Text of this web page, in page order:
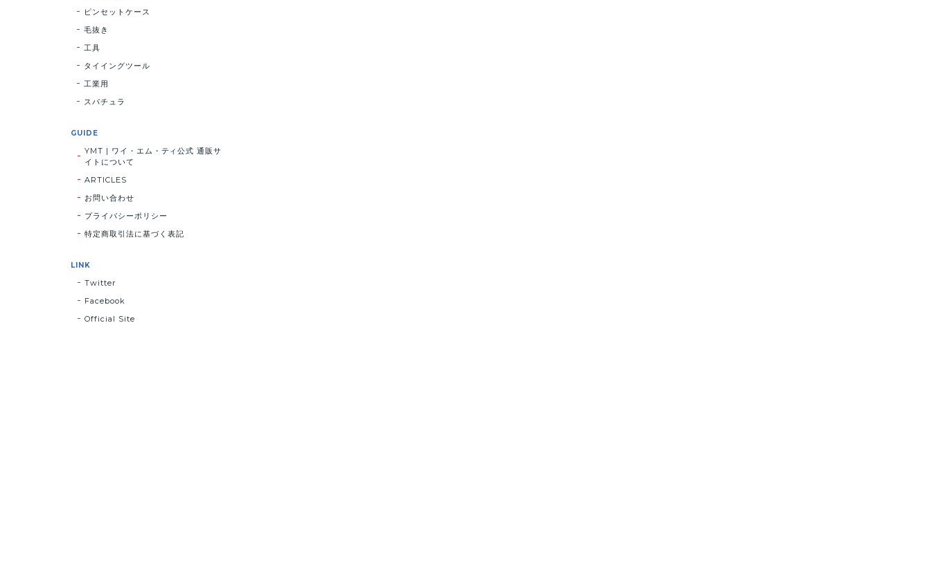
ピンセットケース
毛抜き
工具
タイイングツール
工業用
スパチュラ
GUIDE
YMT | ワイ・エム・ティ公式 通販サ
イトについて
ARTICLES
お問い合わせ
プライバシーポリシー
特定商取引法に基づく表記
LINK
Twitter
Facebook
Official Site